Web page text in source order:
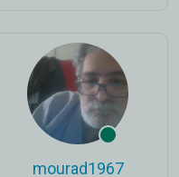
mourad1967